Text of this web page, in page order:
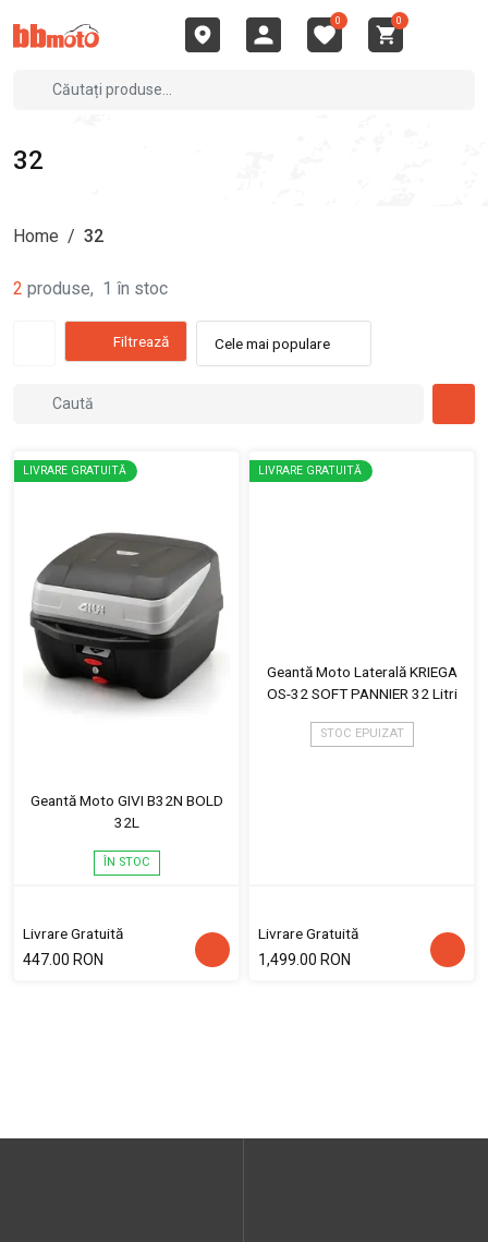
0 0
32
Home / 32
2 produse, 1 în stoc
Filtrează Cele mai populare
LIVRARE GRATUITĂ
Geantă Moto GIVI B32N BOLD
32L
ÎN STOC
Livrare Gratuită
447.00 RON
LIVRARE GRATUITĂ
Geantă Moto Laterală KRIEGA
OS-32 SOFT PANNIER 32 Litri
STOC EPUIZAT
Livrare Gratuită
1,499.00 RON